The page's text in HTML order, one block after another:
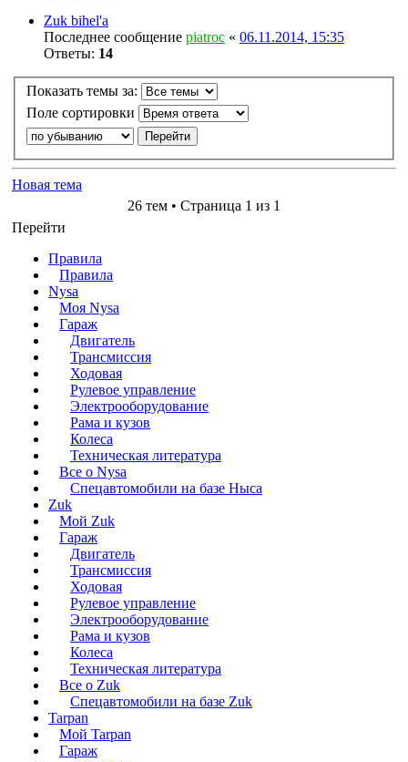
Zuk bihel'a
Последнее сообщение piatroc « 06.11.2014, 15:35
Ответы: 14
Показать темы за:
Поле сортировки
Новая тема
26 тем • Страница 1 из 1
Перейти
Правила
Правила
Nysa
Моя Nysa
Гараж
Двигатель
Трансмиссия
Ходовая
Рулевое управление
Электрооборудование
Рама и кузов
Колеса
Техническая литература
Все о Nysa
Спецавтомобили на базе Ныса
Zuk
Мой Zuk
Гараж
Двигатель
Трансмиссия
Ходовая
Рулевое управление
Электрооборудование
Рама и кузов
Колеса
Техническая литература
Все о Zuk
Спецавтомобили на базе Zuk
Tarpan
Мой Tarpan
Гараж